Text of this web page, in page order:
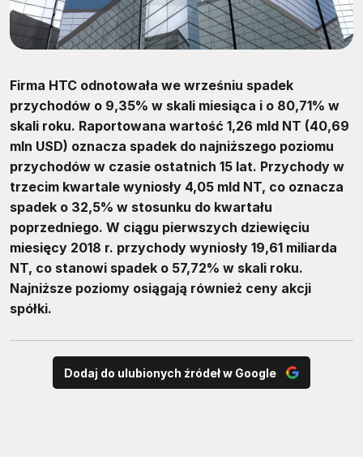
Firma HTC odnotowała we wrześniu spadek
przychodów o 9,35% w skali miesiąca i o 80,71% w
skali roku. Raportowana wartość 1,26 mld NT (40,69
mln USD) oznacza spadek do najniższego poziomu
przychodów w czasie ostatnich 15 lat. Przychody w
trzecim kwartale wyniosły 4,05 mld NT, co oznacza
spadek o 32,5% w stosunku do kwartału
poprzedniego. W ciągu pierwszych dziewięciu
miesięcy 2018 r. przychody wyniosły 19,61 miliarda
NT, co stanowi spadek o 57,72% w skali roku.
Najniższe poziomy osiągają również ceny akcji
spółki.
Dodaj do ulubionych źródeł w Google